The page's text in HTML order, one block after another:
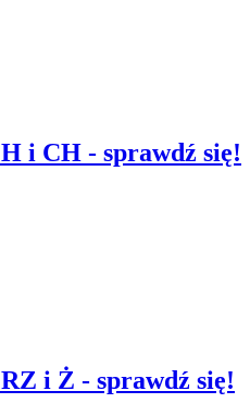
i CH - sprawdź się!
i Ż - sprawdź się!